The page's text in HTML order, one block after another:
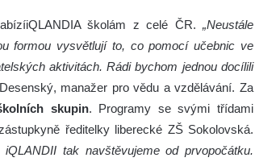
školám z celé ČR. „Neustále
formou vysvětlují to, co pomocí učebnic ve
aktivitách. Rádi bychom jednou docílili
manažer pro vědu a vzdělávání. Za
skupin. Programy se svými třídami
ředitelky liberecké ZŠ Sokolovská.
tak navštěvujeme od prvopočátku.